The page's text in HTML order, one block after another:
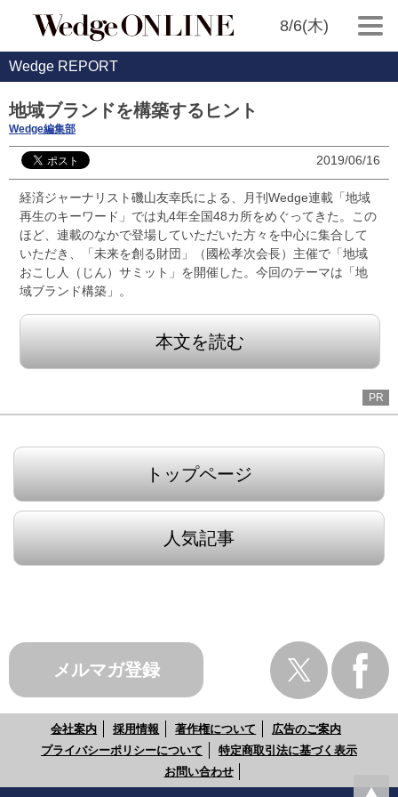
8/6(木)
Wedge REPORT
地域ブランドを構築するヒント
Wedge編集部
2019/06/16
経済ジャーナリスト磯山友幸氏による、月刊Wedge連載「地域
再生のキーワード」では丸4年全国48カ所をめぐってきた。この
ほど、連載のなかで登場していただいた方々を中心に集合して
いただき、「未来を創る財団」（國松孝次会長）主催で「地域
おこし人（じん）サミット」を開催した。今回のテーマは「地
域ブランド構築」。
本文を読む
PR
トップページ
人気記事
メルマガ登録
会社案内 採用情報 著作権について
広告のご案内
プライバシーポリシーについて
特定商取引法に基づく表示
お問い合わせ